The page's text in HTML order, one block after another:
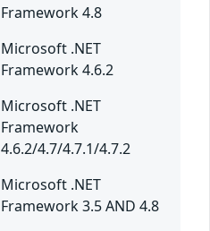
Framework 4.8
Microsoft .NET
Framework 4.6.2
Microsoft .NET
Framework
4.6.2/4.7/4.7.1/4.7.2
Microsoft .NET
Framework 3.5 AND 4.8